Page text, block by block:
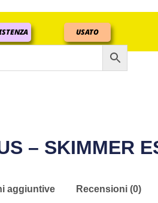
USATO
– SKIMMER
aggiuntive Recensioni (0)